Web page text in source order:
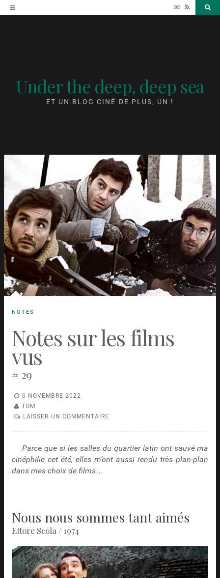
Accéder
au
✉ RSS
Under the deep, deep sea
ET UN BLOG CINÉ DE PLUS, UN !
NOTES
Notes sur les films
vus
# 29
6 NOVEMBRE 2022
TOM
LAISSER UN COMMENTAIRE
Parce que si les salles du quartier latin ont sauvé ma
cinéphilie cet été, elles m’ont aussi rendu très plan-plan
dans mes choix de films…
Nous nous sommes tant aimés
Ettore Scola / 1974